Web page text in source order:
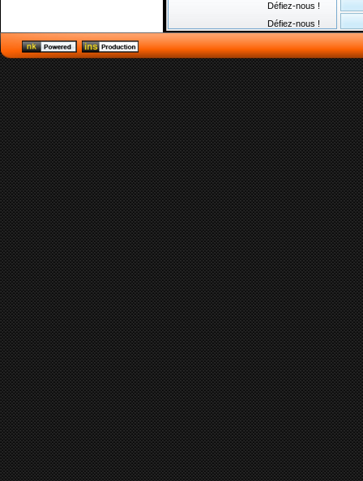
Défiez-nous !
Défiez-nous !